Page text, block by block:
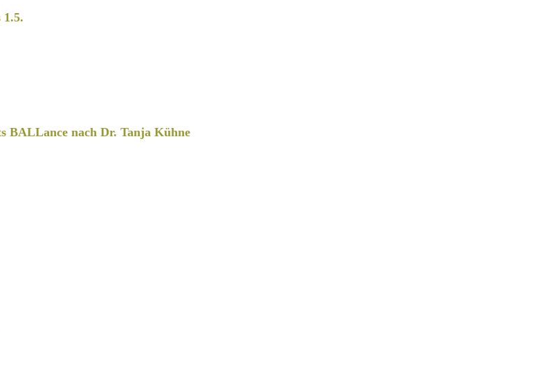
1.5.
BALLance nach Dr. Tanja Kühne